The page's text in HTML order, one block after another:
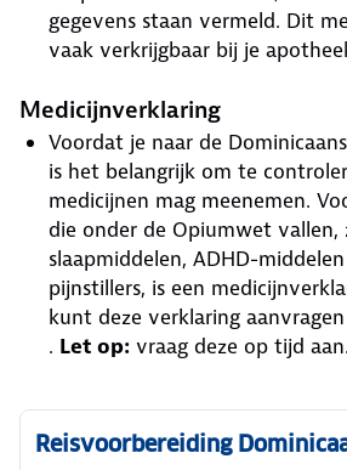
gegevens staan vermeld. Dit
vaak verkrijgbaar bij je
Medicijnverklaring
Voordat je naar de
is het belangrijk om te
medicijnen mag meenemen.
die onder de Opiumwet vallen,
slaapmiddelen, ADHD-
pijnstillers, is een
kunt deze verklaring
. Let op: vraag deze op tijd aan.
Reisvoorbereiding